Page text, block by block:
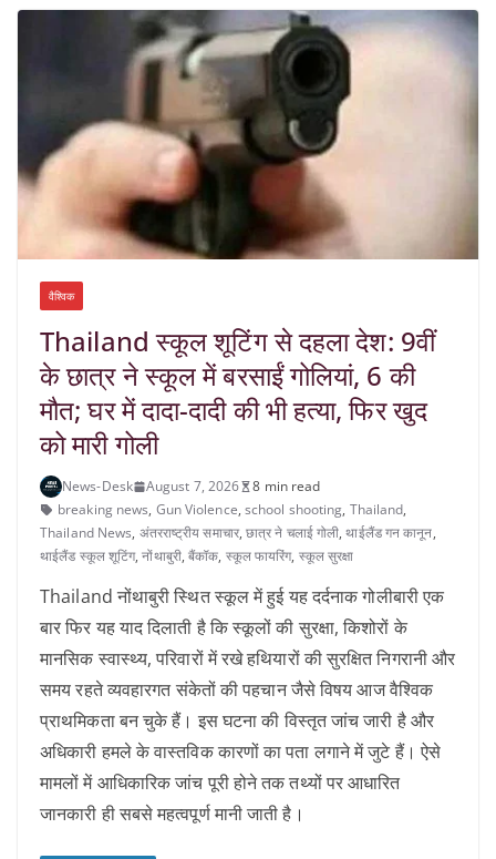
वैश्विक
Thailand स्कूल शूटिंग से दहला देश: 9वीं
के छात्र ने स्कूल में बरसाईं गोलियां, 6 की
मौत; घर में दादा-दादी की भी हत्या, फिर खुद
को मारी गोली
News-Desk August 7, 2026
8 min read
breaking news, Gun Violence, school shooting, Thailand,
Thailand News, अंतरराष्‍ट्रीय समाचार,छात्र ने चलाई गोली,थाईलैंड गन कानून,
थाईलैंड स्कूल शूटिंग,नोंथाबुरी,बैंकॉक, स्कूल फायरिंग, स्कूल सुरक्षा
Thailand नोंथाबुरी स्थित स्कूल में हुई यह दर्दनाक गोलीबारी एक
बार फिर यह याद दिलाती है कि स्कूलों की सुरक्षा, किशोरों के
मानसिक स्वास्थ्य, परिवारों में रखे हथियारों की सुरक्षित निगरानी और
समय रहते व्यवहारगत संकेतों की पहचान जैसे विषय आज वैश्विक
प्राथमिकता बन चुके हैं। इस घटना की विस्तृत जांच जारी है और
अधिकारी हमले के वास्तविक कारणों का पता लगाने में जुटे हैं। ऐसे
मामलों में आधिकारिक जांच पूरी होने तक तथ्यों पर आधारित
जानकारी ही सबसे महत्वपूर्ण मानी जाती है।